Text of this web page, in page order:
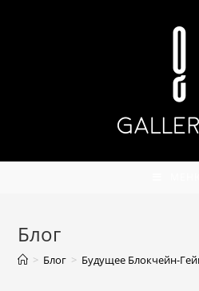
Блог
> Блог > Будущее Блокчейн-